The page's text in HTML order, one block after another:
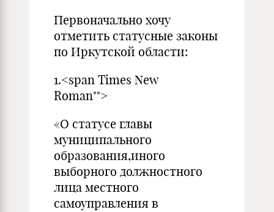
Первоначально хочу
отметить статусные законы
по Иркутской области:
1.<span Times New
Roman"">
«О статусе главы
муниципального
образования,иного
выборного должностного
лица местного
самоуправления в